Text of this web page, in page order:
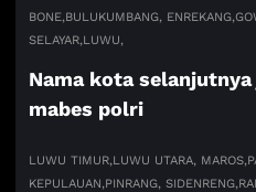
BONE,BULUKUMBANG, ENREKANG,
SELAYAR,LUWU,
Nama kota
mabes polri
LUWU TIMUR,LUWU UTARA, MAROS,
KEPULAUAN,PINRANG, SIDENRENG,